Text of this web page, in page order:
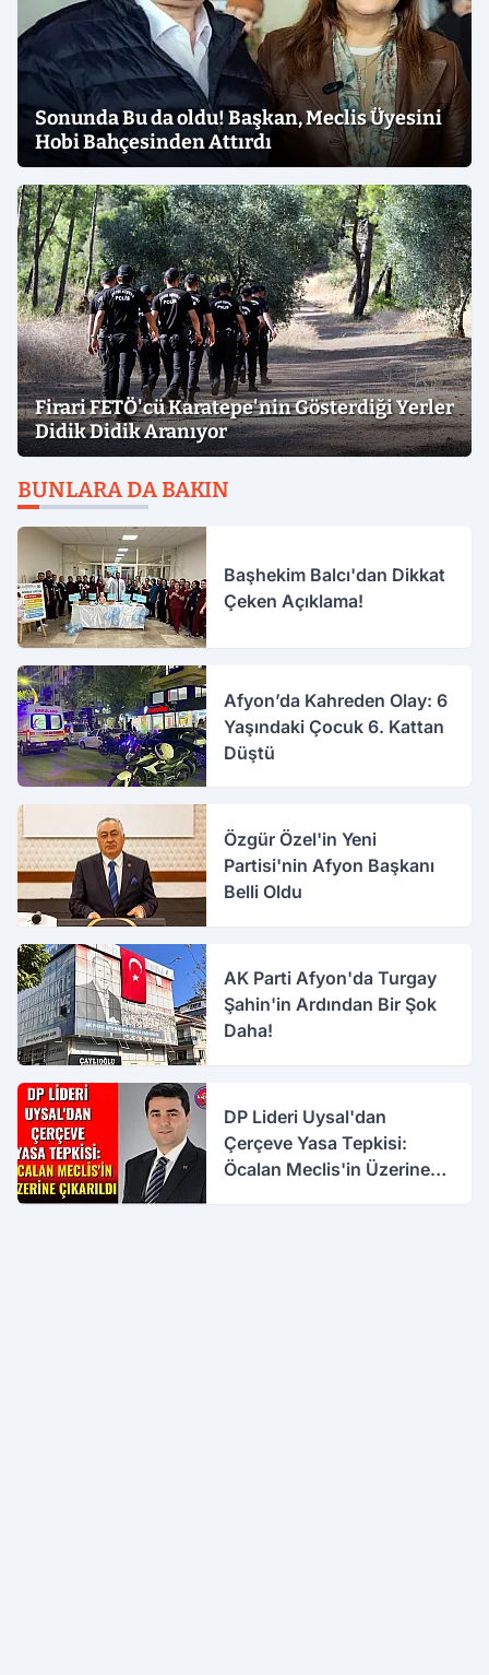
Sonunda Bu da oldu! Başkan, Meclis Üyesini
Hobi Bahçesinden Attırdı
Firari FETÖ'cü Karatepe'nin Gösterdiği Yerler
Didik Didik Aranıyor
BUNLARA DA BAKIN
Başhekim Balcı'dan Dikkat
Çeken Açıklama!
Afyon’da Kahreden Olay: 6
Yaşındaki Çocuk 6. Kattan
Düştü
Özgür Özel'in Yeni
Partisi'nin Afyon Başkanı
Belli Oldu
AK Parti Afyon'da Turgay
Şahin'in Ardından Bir Şok
Daha!
DP Lideri Uysal'dan
Çerçeve Yasa Tepkisi:
Öcalan Meclis'in Üzerine